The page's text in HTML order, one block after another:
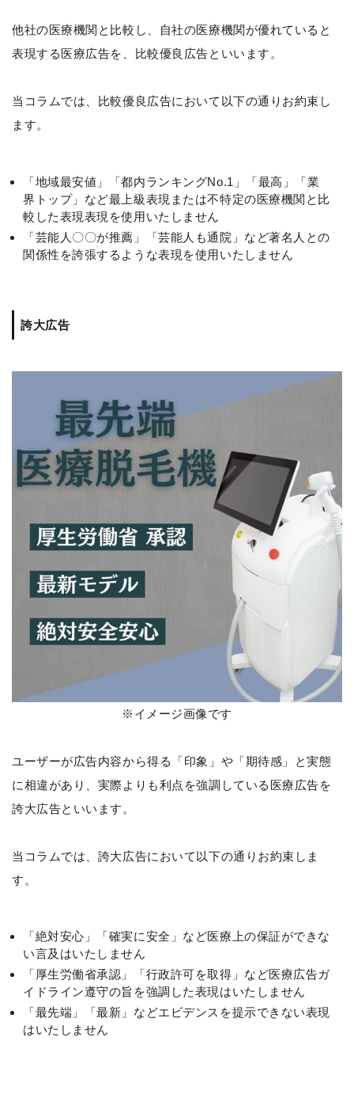
他社の医療機関と比較し、自社の医療機関が優れていると
表現する医療広告を、比較優良広告といいます。
当コラムでは、比較優良広告において以下の通りお約束し
ます。
「地域最安値」「都内ランキングNo.1」「最高」「業
界トップ」など最上級表現または不特定の医療機関と比
較した表現表現を使用いたしません
「芸能人〇〇が推薦」「芸能人も通院」など著名人との
関係性を誇張するような表現を使用いたしません
誇大広告
※イメージ画像です
ユーザーが広告内容から得る「印象」や「期待感」と実態
に相違があり、実際よりも利点を強調している医療広告を
誇大広告といいます。
当コラムでは、誇大広告において以下の通りお約束しま
す。
「絶対安心」「確実に安全」など医療上の保証ができな
い言及はいたしません
「厚生労働省承認」「行政許可を取得」など医療広告ガ
イドライン遵守の旨を強調した表現はいたしません
「最先端」「最新」などエビデンスを提示できない表現
はいたしません